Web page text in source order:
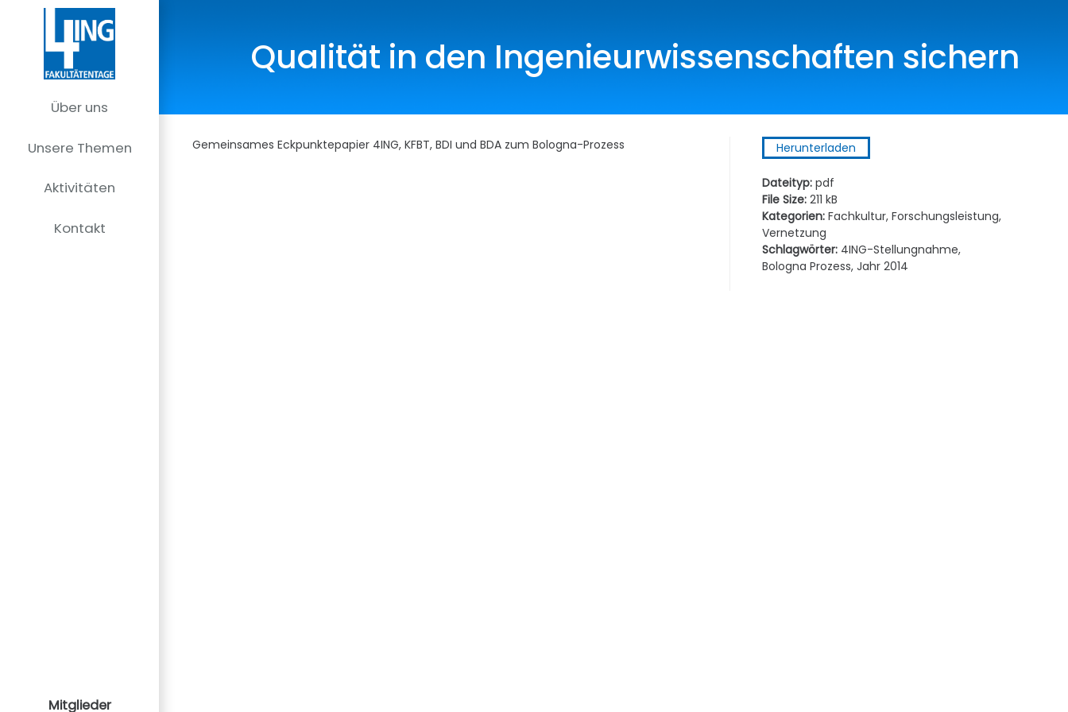
Über uns
Unsere Themen
Aktivitäten
Kontakt
Mitglieder
Qualität in den Ingenieurwissenschaften sichern
Gemeinsames Eckpunktepapier 4ING, KFBT, BDI und BDA zum Bologna-Prozess Herunterladen
Dateityp:pdf
File Size:211 kB
Kategorien:Fachkultur, Forschungsleistung,
Vernetzung
Schlagwörter: 4ING-Stellungnahme,
Bologna Prozess, Jahr 2014